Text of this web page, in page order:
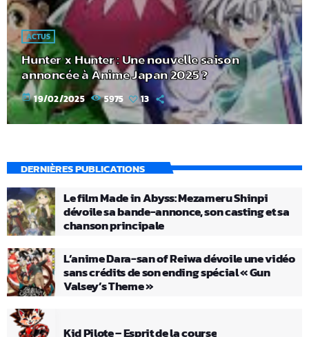
ACTUS
Hunter x Hunter : Une nouvelle saison
annoncée à Anime Japan 2025 ?
today 19/02/2025 5975 13
DERNIÈRES PUBLICATIONS
Le film Made in Abyss: Mezameru Shinpi
dévoile sa bande-annonce, son casting et sa
chanson principale
L’anime Dara-san of Reiwa dévoile une vidéo
sans crédits de son ending spécial « Gun
Valsey’s Theme »
Kid Pilote – Esprit de la course